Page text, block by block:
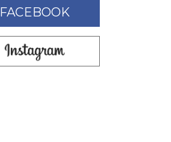
FACEBOOK